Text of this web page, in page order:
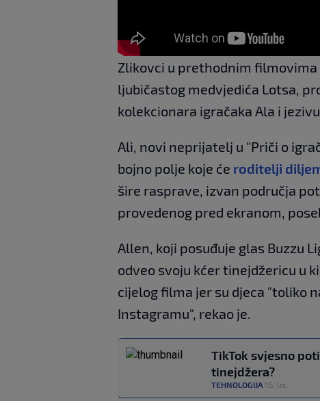
Zlikovci u prethodnim
ljubičastog medvjedića Lotsa,
kolekcionara igračaka Ala i
Ali, novi neprijatelj u "Priči o
bojno polje koje će roditelji
šire rasprave, izvan područja
provedenog pred ekranom,
Allen, koji posuđuje glas Buzzu
odveo svoju kćer tinejdžericu u
cijelog filma jer su djeca "toliko
Instagramu", rekao je.
TikTok svjesno
tinejdžera?
TEHNOLOGIJA 15. lis.